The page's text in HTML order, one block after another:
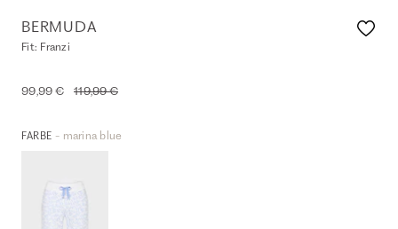
BERMUDA
Fit: Franzi
99,99 € 119,99 €
FARBE - marina blue